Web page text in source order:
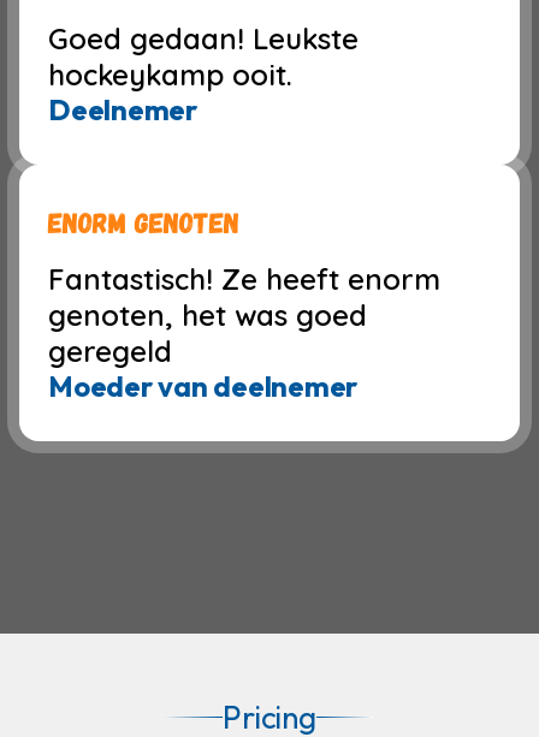
Goed gedaan! Leukste
hockeykamp ooit.
Deelnemer
Enorm genoten
Fantastisch! Ze heeft enorm
genoten, het was goed
geregeld
Moeder van deelnemer
Pricing